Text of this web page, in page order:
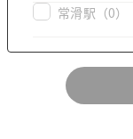
常滑駅 （0）